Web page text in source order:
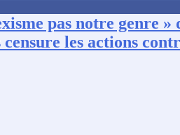
pas notre genre »
les actions